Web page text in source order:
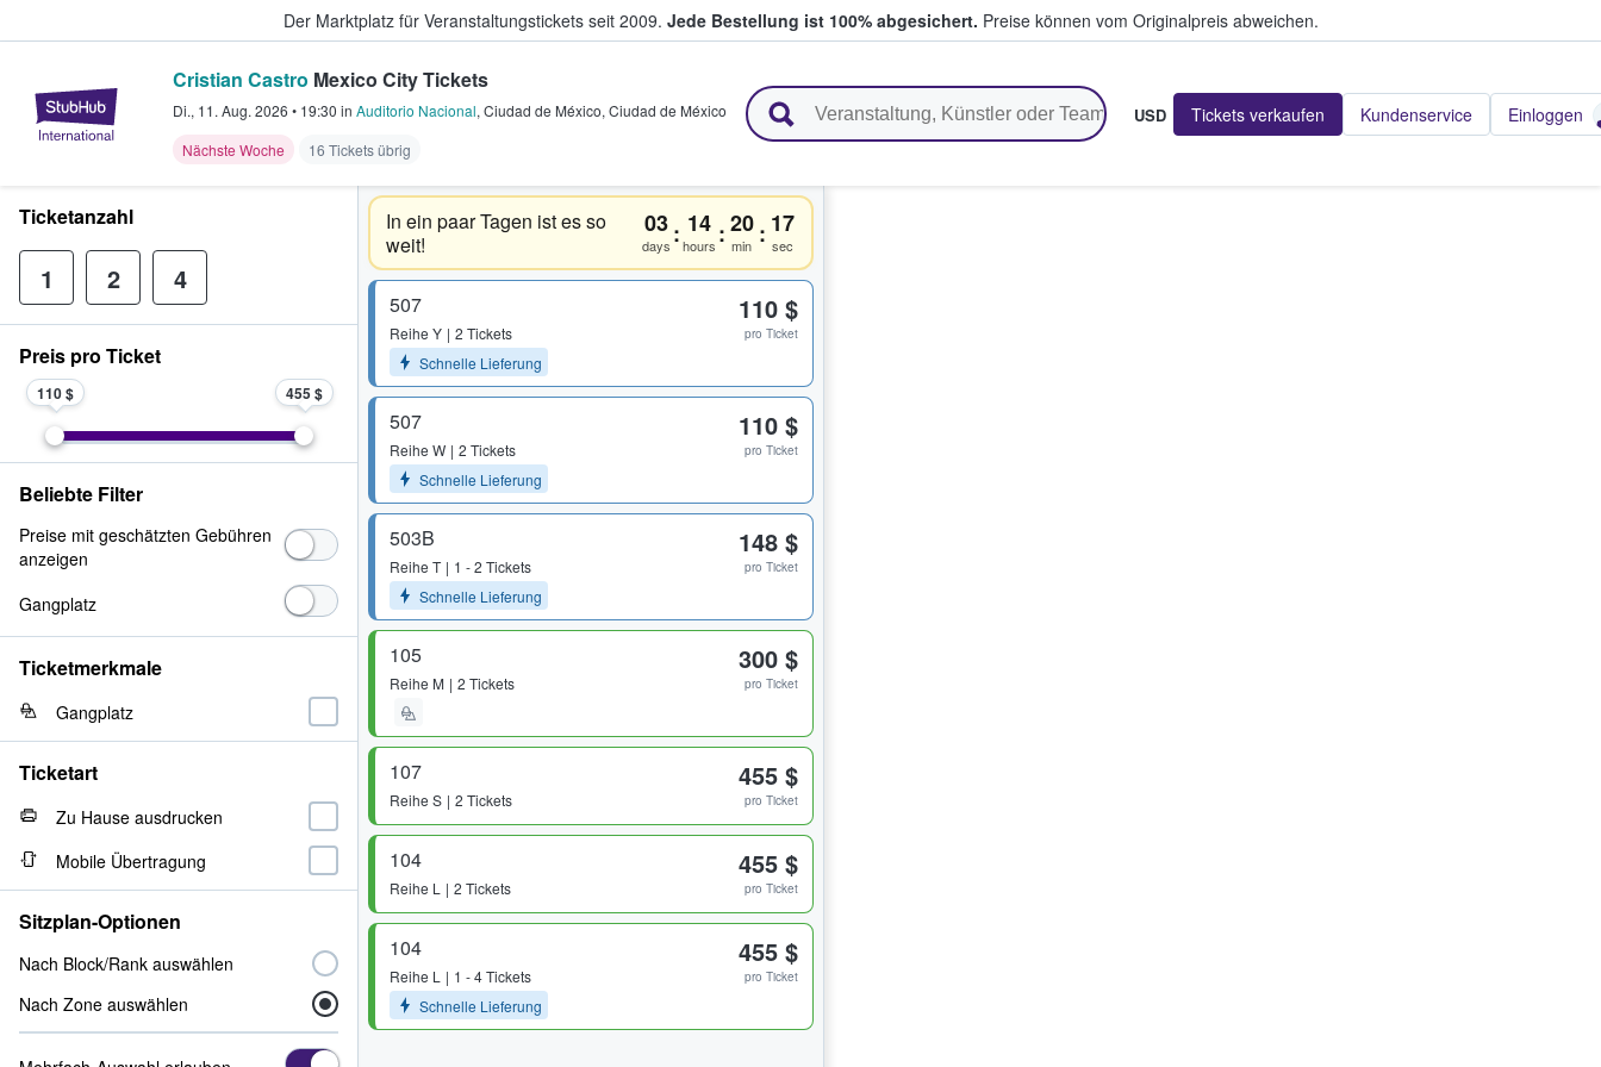
Der Marktplatz für Veranstaltungstickets seit 2009. Jede Bestellung ist 100% abgesichert. Preise können vom Originalpreis abweichen.
StubHub - Wo Fans Tickets kaufen & verkaufen
Cristian Castro Mexico City Tickets
Di., 11. Aug. 2026 • 19:30 in Auditorio Nacional, Ciudad de México, Ciudad de México
Nächste Woche
16 Tickets übrig
USD Tickets verkaufen Kundenservice Einloggen
In ein paar Tagen ist es so
weit!
03
days : 14
hours :20
min : 17
sec
507
Reihe Y
2 Tickets
Schnelle Lieferung
110 $
pro Ticket
507
Reihe W
2 Tickets
Schnelle Lieferung
110 $
pro Ticket
503B
Reihe T
1 - 2 Tickets
Schnelle Lieferung
148 $
pro Ticket
105
Reihe M 2 Tickets
300 $
pro Ticket
107
Reihe S 2 Tickets
455 $
pro Ticket
104
Reihe L 2 Tickets
455 $
pro Ticket
104
Reihe L
1 - 4 Tickets
Schnelle Lieferung
455 $
pro Ticket
Ticketanzahl
1 2 4
Preis pro Ticket
110 $ 455 $
Beliebte Filter
Preise mit geschätzten Gebühren
anzeigen
Gangplatz
Ticketmerkmale
Gangplatz
Ticketart
Zu Hause ausdrucken
Mobile Übertragung
Sitzplan-Optionen
Nach Block/Rank auswählen
Nach Zone auswählen